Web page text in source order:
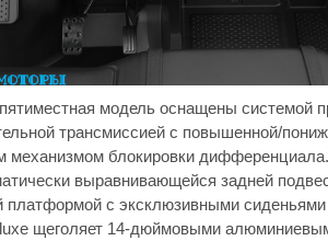
модель оснащены системой
трансмиссией с повышенной/
механизмом блокировки
выравнивающейся задней
платформой с эксклюзивными
щеголяет 14-дюймовыми